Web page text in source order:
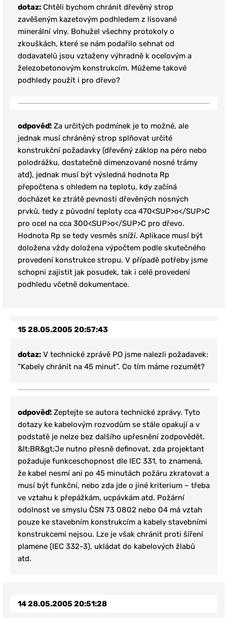
dotaz:Chtěli bychom chránit dřevěný strop
zavěšeným kazetovým podhledem z lisované
minerální vlny. Bohužel všechny protokoly o
zkouškách, které se nám podařilo sehnat od
dodavatelů jsou vztaženy výhradně k ocelovým a
železobetonovým konstrukcím. Můžeme takové
podhledy použít i pro dřevo?
odpověď:Za určitých podmínek je to možné, ale
jednak musí chráněný strop splňovat určité
konstrukční požadavky (dřevěný záklop na péro nebo
polodrážku, dostatečně dimenzované nosné trámy
atd), jednak musí být výsledná hodnota Rp
přepočtena s ohledem na teplotu, kdy začíná
docházet ke ztrátě pevnosti dřevěných nosných
prvků, tedy z původní teploty cca 470<SUP>o</SUP>C
pro ocel na cca 300<SUP>o</SUP>C pro dřevo.
Hodnota Rp se tedy vesměs sníží. Aplikace musí být
doložena vždy doložena výpočtem podle skutečného
provedení konstrukce stropu. V případě potřeby jsme
schopni zajistit jak posudek, tak i celé provedení
podhledu včetně dokumentace.
1528.05.2005 20:57:43
dotaz:V technické zprávě PO jsme nalezli požadavek:
“Kabely chránit na 45 minut”. Co tím máme rozumět?
odpověď:Zeptejte se autora technické zprávy. Tyto
dotazy ke kabelovým rozvodům se stále opakují a v
podstatě je nelze bez dalšího upřesnění zodpovědět.
&lt;BR&gt;Je nutno přesně definovat, zda projektant
požaduje funkceschopnost dle IEC 331, to znamená,
že kabel nesmí ani po 45 minutách požáru zkratovat a
musí být funkční, nebo zda jde o jiné kriterium – třeba
ve vztahu k přepážkám, ucpávkám atd. Požární
odolnost ve smyslu ČSN 73 0802 nebo 04 má vztah
pouze ke stavebním konstrukcím a kabely stavebními
konstrukcemi nejsou. Lze je však chránit proti šíření
plamene (IEC 332-3), ukládat do kabelových žlabů
atd.
1428.05.2005 20:51:28